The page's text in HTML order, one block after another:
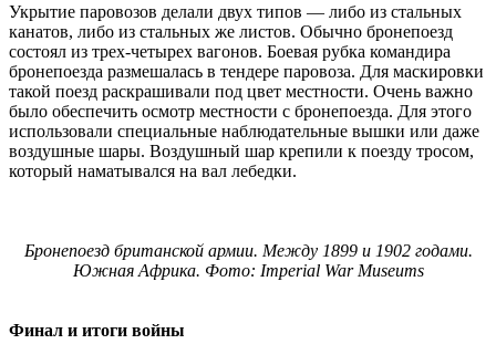
Укрытие паровозов делали двух типов — либо из стальных
канатов, либо из стальных же листов. Обычно бронепоезд
состоял из трех-четырех вагонов. Боевая рубка командира
бронепоезда размешалась в тендере паровоза. Для маскировки
такой поезд раскрашивали под цвет местности. Очень важно
было обеспечить осмотр местности с бронепоезда. Для этого
использовали специальные наблюдательные вышки или даже
воздушные шары. Воздушный шар крепили к поезду тросом,
который наматывался на вал лебедки.
Бронепоезд британской армии. Между 1899 и 1902 годами.
Южная Африка. Фото: Imperial War Museums
Финал и итоги войны